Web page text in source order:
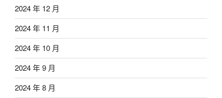
2024 年 12 月
2024 年 11 月
2024 年 10 月
2024 年 9 月
2024 年 8 月